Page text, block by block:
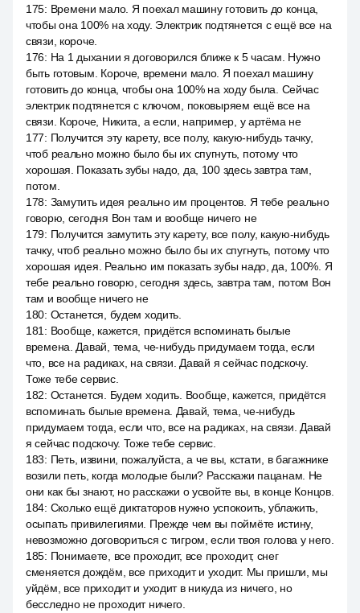
175: Времени мало. Я поехал машину готовить до конца,
чтобы она 100% на ходу. Электрик подтянется с ещё все на
связи, короче.
176: На 1 дыхании я договорился ближе к 5 часам. Нужно
быть готовым. Короче, времени мало. Я поехал машину
готовить до конца, чтобы она 100% на ходу была. Сейчас
электрик подтянется с ключом, поковыряем ещё все на
связи. Короче, Никита, а если, например, у артёма не
177: Получится эту карету, все полу, какую-нибудь тачку,
чтоб реально можно было бы их спугнуть, потому что
хорошая. Показать зубы надо, да, 100 здесь завтра там,
потом.
178: Замутить идея реально им процентов. Я тебе реально
говорю, сегодня Вон там и вообще ничего не
179: Получится замутить эту карету, все полу, какую-нибудь
тачку, чтоб реально можно было бы их спугнуть, потому что
хорошая идея. Реально им показать зубы надо, да, 100%. Я
тебе реально говорю, сегодня здесь, завтра там, потом Вон
там и вообще ничего не
180: Останется, будем ходить.
181 : Вообще, кажется, придётся вспоминать былые
времена. Давай, тема, че-нибудь придумаем тогда, если
что, все на радиках, на связи. Давай я сейчас подскочу.
Тоже тебе сервис.
182: Останется. Будем ходить. Вообще, кажется, придётся
вспоминать былые времена. Давай, тема, че-нибудь
придумаем тогда, если что, все на радиках, на связи. Давай
я сейчас подскочу. Тоже тебе сервис.
183: Петь, извини, пожалуйста, а че вы, кстати, в багажнике
возили петь, когда молодые были? Расскажи пацанам. Не
они как бы знают, но расскажи о усвойте вы, в конце Концов.
184: Сколько ещё диктаторов нужно успокоить, ублажить,
осыпать привилегиями. Прежде чем вы поймёте истину,
невозможно договориться с тигром, если твоя голова у него.
185: Понимаете, все проходит, все проходит, снег
сменяется дождём, все приходит и уходит. Мы пришли, мы
уйдём, все приходит и уходит в никуда из ничего, но
бесследно не проходит ничего.